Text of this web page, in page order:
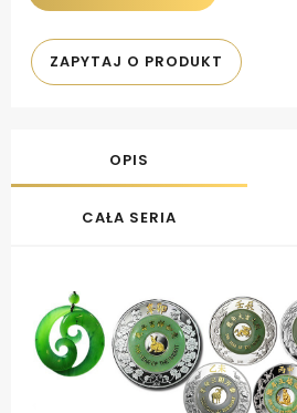
ZAPYTAJ O PRODUKT
OPIS
CAŁA SERIA